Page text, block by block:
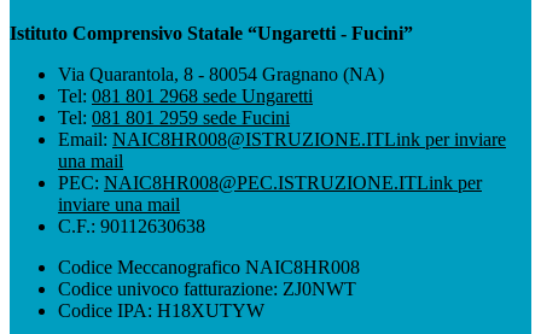
Istituto Comprensivo Statale “Ungaretti - Fucini”
Via Quarantola, 8 - 80054 Gragnano (NA)
Tel: 081 801 2968 sede Ungaretti
Tel: 081 801 2959 sede Fucini
Email: NAIC8HR008@ISTRUZIONE.ITLink per inviare
una mail
PEC: NAIC8HR008@PEC.ISTRUZIONE.ITLink per
inviare una mail
C.F.: 90112630638
Codice Meccanografico NAIC8HR008
Codice univoco fatturazione: ZJ0NWT
Codice IPA: H18XUTYW